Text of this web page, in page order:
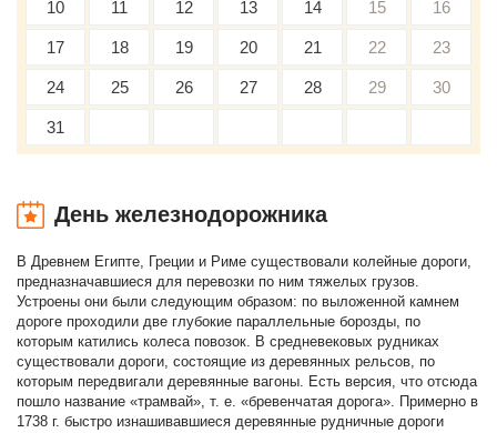
10 11 12 13 14 15 16
17 18 19 20 21 22 23
24 25 26 27 28 29 30
31
День железнодорожника
В Древнем Египте, Греции и Риме существовали колейные дороги,
предназначавшиеся для перевозки по ним тяжелых грузов.
Устроены они были следующим образом: по выложенной камнем
дороге проходили две глубокие параллельные борозды, по
которым катились колеса повозок. В средневековых рудниках
существовали дороги, состоящие из деревянных рельсов, по
которым передвигали деревянные вагоны. Есть версия, что отсюда
пошло название «трамвай», т. е. «бревенчатая дорога». Примерно в
1738 г. быстро изнашивавшиеся деревянные рудничные дороги